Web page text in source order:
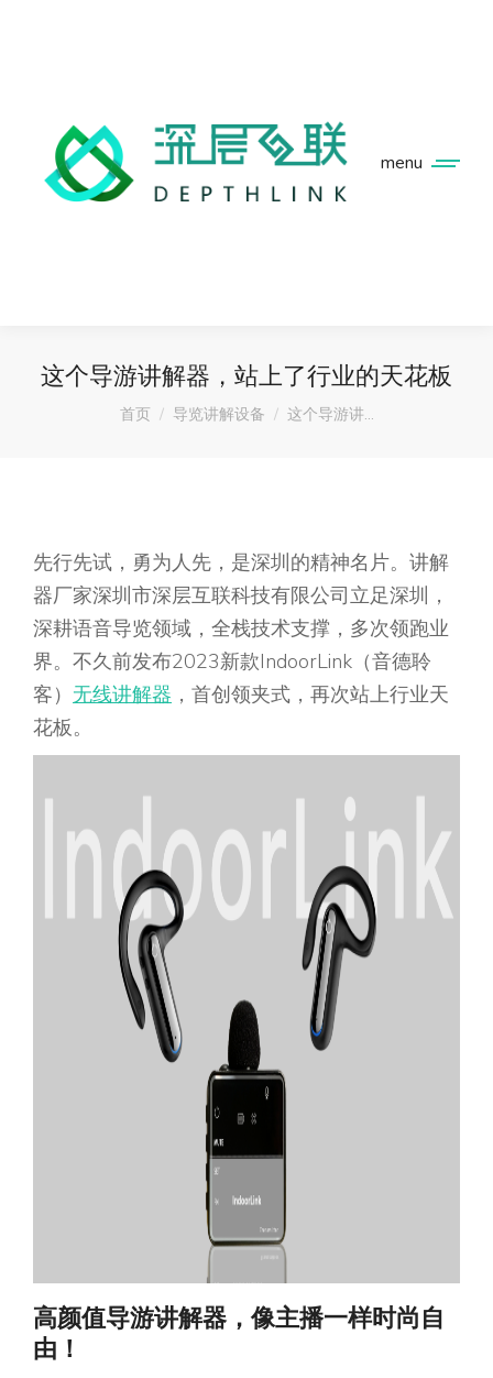
menu
这个导游讲解器，站上了行业的天花板
您在这里：
首页 导览讲解设备 这个导游讲…
先行先试，勇为人先，是深圳的精神名片。讲解
器厂家深圳市深层互联科技有限公司立足深圳，
深耕语音导览领域，全栈技术支撑，多次领跑业
界。不久前发布2023新款IndoorLink（音德聆
客） 无线讲解器 ，首创领夹式，再次站上行业天
花板。
高颜值导游讲解器 ，像主播一样时尚自
由！